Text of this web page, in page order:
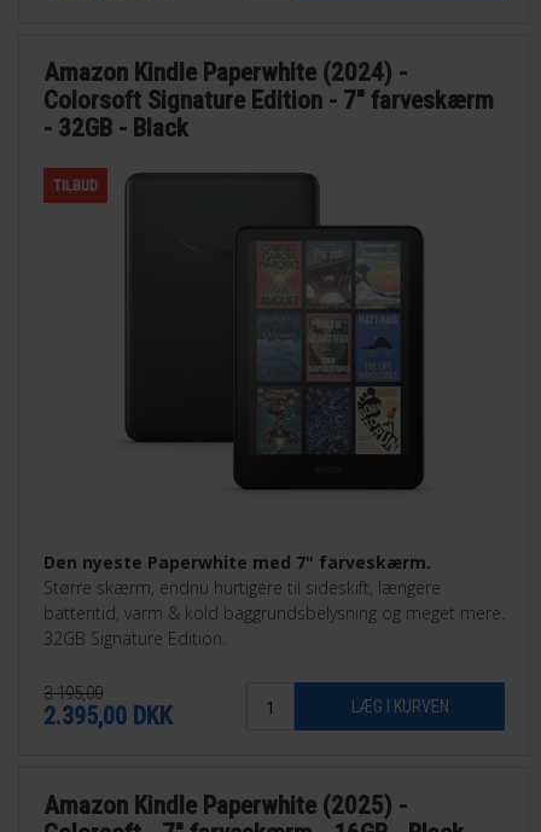
Amazon Kindle Paperwhite (2024) -
Colorsoft Signature Edition - 7" farveskærm
- 32GB - Black
TILBUD
Den nyeste Paperwhite med 7" farveskærm.
Større skærm, endnu hurtigere til sideskift, længere
batteritid, varm & kold baggrundsbelysning og meget mere.
32GB Signature Edition.
3.195,00
2.395,00 DKK
Amazon Kindle Paperwhite (2025) -